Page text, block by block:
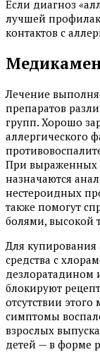
Если диагноз
лучшей
контактов с
Лечение
препаратов
групп. Хорошо
аллергического
При выраженных
назначаются
нестероидных
также помогут
болями, высокой
Для
средства с
блокируют
отсутствии
симптомы
взрослых
детей — в форме